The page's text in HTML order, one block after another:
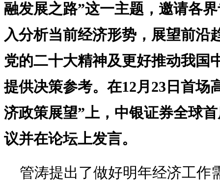
融发展之路”这一主题，邀请各
入分析当前经济形势，展望前沿
党的二十大精神及更好推动我国
提供决策参考。在12月23日首场
济政策展望”上，中银证券全球
议并在论坛上发言。
管涛提出了做好明年经济工作